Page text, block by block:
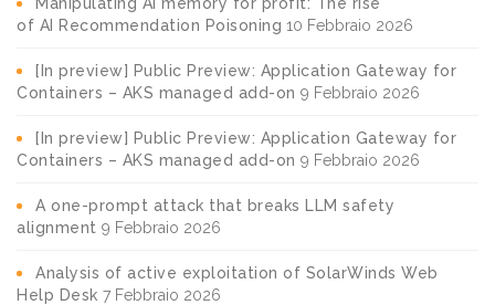
of AI Recommendation Poisoning 10 Febbraio 2026
[In preview] Public Preview: Application Gateway for
Containers – AKS managed add-on 9 Febbraio 2026
[In preview] Public Preview: Application Gateway for
Containers – AKS managed add-on 9 Febbraio 2026
A one-prompt attack that breaks LLM safety
alignment 9 Febbraio 2026
Analysis of active exploitation of SolarWinds Web
Help Desk 7 Febbraio 2026